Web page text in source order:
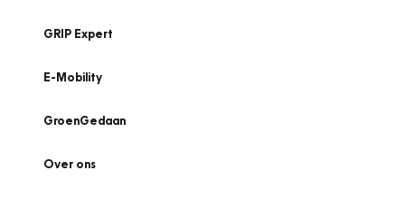
GRIP Expert
E-Mobility
GroenGedaan
Over ons